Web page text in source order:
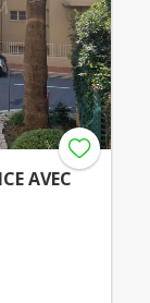
AVEC